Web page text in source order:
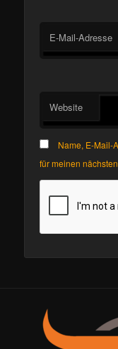
E-Mail-Adresse
Website
Name, E-Mail-
für meinen